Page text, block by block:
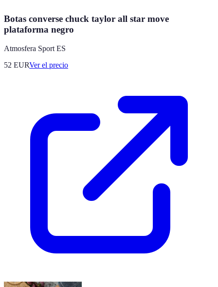
Botas converse chuck taylor all star move
plataforma negro
Atmosfera Sport ES
52 EURVer el precio